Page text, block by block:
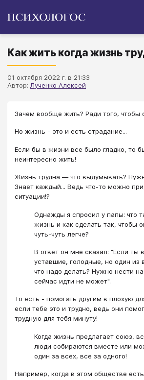
Как жить когда жизнь
01 октября 2022 г. в 21:33
Автор: Лученко Алексей
Зачем вообще жить? Ради того, чтобы
Но жизнь - это и есть страдание...
Если бы в жизни все было гладко, то
неинтересно жить!
Жизнь трудна — что выдумывать?
Знает каждый... Ведь что-то можно
ситуации!?
Однажды я спросил у папы: что
жизнь и как сделать так, чтобы
чуть-чуть легче?
В ответ он мне сказал: "Если ты
уставшие, голодные, но один из
что надо делать? Нужно нести
сейчас идти не может".
То есть - помогать другим в плохую
если тебе это и трудно, ведь они
трудную для тебя минуту!
Когда жизнь предлагает союз,
люди собираются вместе или
один за всех, все за одного!
Например, когда в этом обществе